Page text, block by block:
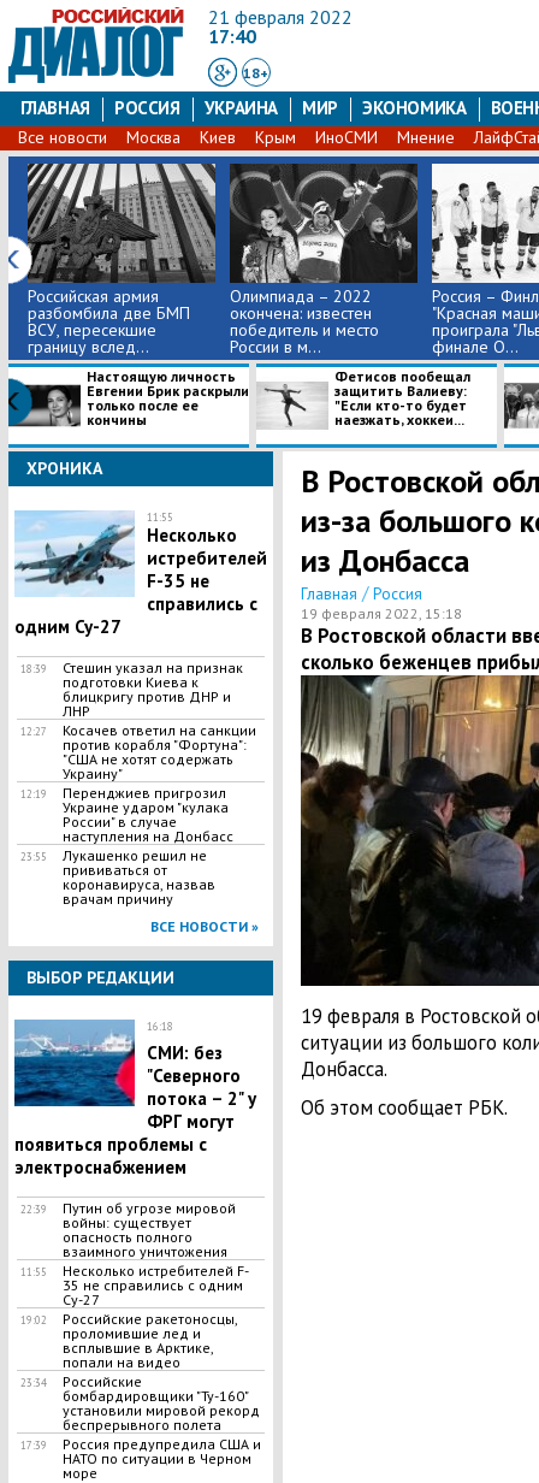
21 февраля 2022
17:40
18+
ГЛАВНАЯ РОССИЯ УКРАИНА МИР ЭКОНОМИКА
Все новости Москва Киев Крым ИноСМИ Мнение
Российская армия
разбомбила две БМП
ВСУ, пересекшие
границу вслед...
Олимпиада – 2022
окончена: известен
победитель и место
России в м...
Россия –
"Красная
проиграла
финале О...
Настоящую личность
Евгении Брик раскрыли
только после ее
кончины
Фетисов пообещал
защитить Валиеву:
"Если кто-то будет
наезжать, хоккеи...
ХРОНИКА
11:55
Несколько
истребителей
F-35 не
справились с
одним Су-27
18:39
Стешин указал на признак
подготовки Киева к
блицкригу против ДНР и
ЛНР
12:27
​Косачев ответил на санкции
против корабля "Фортуна":
"США не хотят содержать
Украину"
12:19
Перенджиев пригрозил
Украине ударом "кулака
России" в случае
наступления на Донбасс
23:55
Лукашенко решил не
прививаться от
коронавируса, назвав
врачам причину
ВСЕ НОВОСТИ »
ВЫБОР РЕДАКЦИИ
16:18
СМИ: без
"Северного
потока – 2" у
ФРГ могут
появиться проблемы с
электроснабжением
22:39
Путин об угрозе мировой
войны: существует
опасность полного
взаимного уничтожения
11:55
Несколько истребителей F-
35 не справились с одним
Су-27
19:02
Российские ракетоносцы,
проломившие лед и
всплывшие в Арктике,
попали на видео
23:34
Российские
бомбардировщики "Ту-160"
установили мировой рекорд
беспрерывного полета
17:39
Россия предупредила США и
НАТО по ситуации в Черном
море
В Ростовской
из-за большого
из Донбасса
Главная / Россия
19 февраля 2022, 15:18
В Ростовской области
сколько беженцев
19 февраля в Ростовской
ситуации из большого
Донбасса.
Об этом сообщает РБК.